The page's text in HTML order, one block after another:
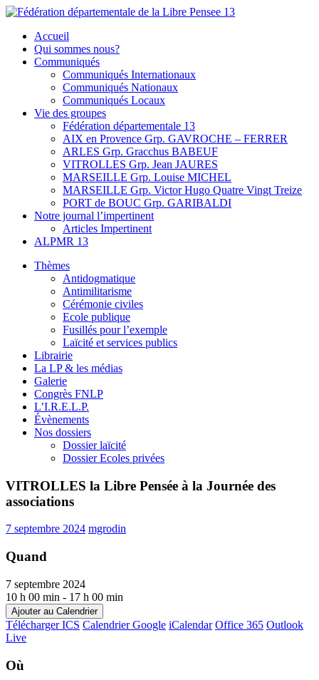
Skip
content
Fédération départementale de la Libre Pensee 13
Membre de la fédération Nationale de la Libre Pensée ni dieu ni
maitre
Accueil
Qui sommes nous?
Communiqués
Communiqués Internationaux
Communiqués Nationaux
Communiqués Locaux
Vie des groupes
Fédération départementale 13
AIX en Provence Grp. GAVROCHE – FERRER
ARLES Grp. Gracchus BABEUF
VITROLLES Grp. Jean JAURES
MARSEILLE Grp. Louise MICHEL
MARSEILLE Grp. Victor Hugo Quatre Vingt Treize
PORT de BOUC Grp. GARIBALDI
Notre journal l’impertinent
Articles Impertinent
ALPMR 13
Thèmes
Antidogmatique
Antimilitarisme
Cérémonie civiles
Ecole publique
Fusillés pour l’exemple
Laïcité et services publics
Librairie
La LP & les médias
Galerie
Congrès FNLP
L’I.R.E.L.P.
Évènements
Nos dossiers
Dossier laïcité
Dossier Ecoles privées
VITROLLES la Libre Pensée à la Journée des
associations
7 septembre 2024 mgrodin
Quand
7 septembre 2024
10 h 00 min - 17 h 00 min
Ajouter au Calendrier
Télécharger ICS Calendrier Google iCalendar Office 365 Outlook
Live
Où